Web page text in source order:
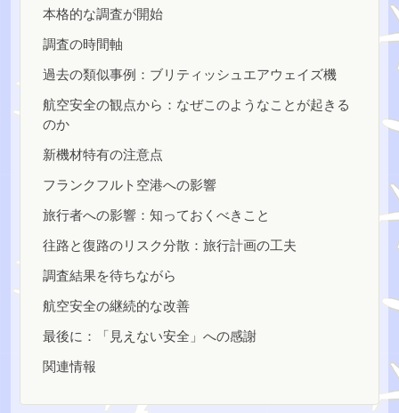
本格的な調査が開始
調査の時間軸
過去の類似事例：ブリティッシュエアウェイズ機
航空安全の観点から：なぜこのようなことが起きる
のか
新機材特有の注意点
フランクフルト空港への影響
旅行者への影響：知っておくべきこと
往路と復路のリスク分散：旅行計画の工夫
調査結果を待ちながら
航空安全の継続的な改善
最後に：「見えない安全」への感謝
関連情報